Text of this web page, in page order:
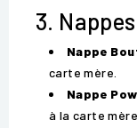
3.
Nappe
carte mère.
Nappe
à la carte mère.